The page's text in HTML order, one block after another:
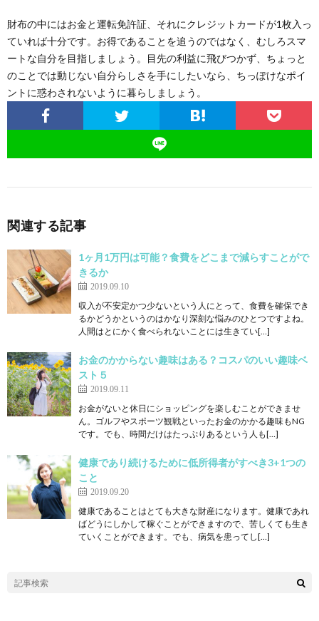
財布の中にはお金と運転免許証、それにクレジットカードが1枚入っ
ていれば十分です。お得であることを追うのではなく、むしろスマ
ートな自分を目指しましょう。目先の利益に飛びつかず、ちょっと
のことでは動じない自分らしさを手にしたいなら、ちっぽけなポイ
ントに惑わされないように暮らしましょう。
関連する記事
1ヶ月1万円は可能？食費をどこまで減らすことがで
きるか
2019.09.10
収入が不安定かつ少ないという人にとって、食費を確保でき
るかどうかというのはかなり深刻な悩みのひとつですよね。
人間はとにかく食べられないことには生きてい[…]
お金のかからない趣味はある？コスパのいい趣味ベ
スト５
2019.09.11
お金がないと休日にショッピングを楽しむことができませ
ん。ゴルフやスポーツ観戦といったお金のかかる趣味もNG
です。でも、時間だけはたっぷりあるという人も[…]
健康であり続けるために低所得者がすべき3+1つの
こと
2019.09.20
健康であることはとても大きな財産になります。健康であれ
ばどうにしかして稼ぐことができますので、苦しくても生き
ていくことができます。でも、病気を患ってし[…]